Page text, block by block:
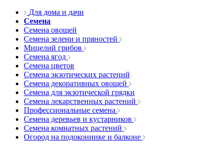
Для дома и дачи
Семена
Семена овощей
Семена зелени и пряностей
Мицелий грибов
Семена ягод
Семена цветов
Семена экзотических растений
Семена декоративных овощей
Семена для экзотической грядки
Семена лекарственных растений
Профессиональные семена
Семена деревьев и кустарников
Семена комнатных растений
Огород на подоконнике и балконе